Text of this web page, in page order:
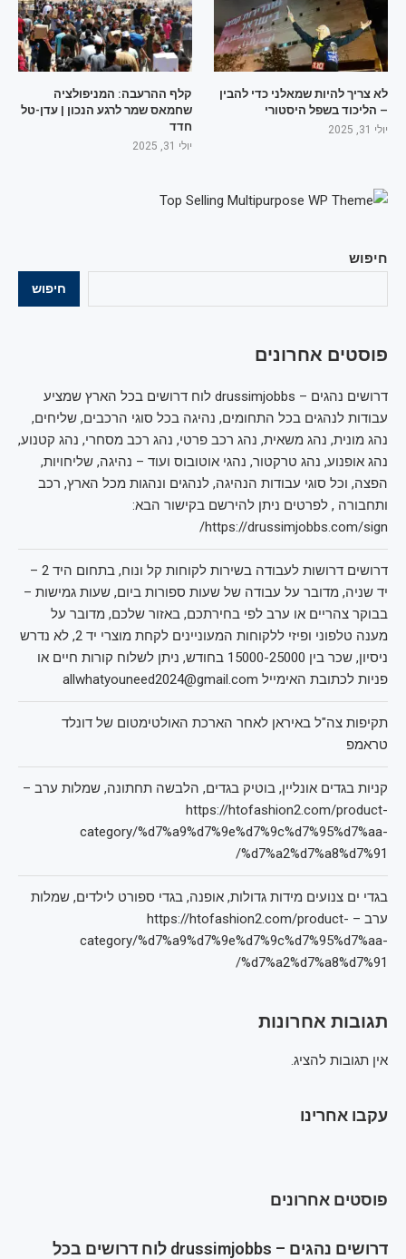
חיפוש
חיפוש
פוסטים אחרונים
דרושים נהגים – drussimjobbs לוח דרושים בכל הארץ שמציע
עבודות לנהגים בכל התחומים, נהיגה בכל סוגי הרכבים, שליחים,
נהג מונית, נהג משאית, נהג רכב פרטי, נהג רכב מסחרי, נהג קטנוע,
נהג אופנוע, נהג טרקטור, נהגי אוטובוס ועוד – נהיגה, שליחויות,
הפצה, וכל סוגי עבודות הנהיגה, לנהגים ונהגות מכל הארץ, רכב
ותחבורה , לפרטים ניתן להירשם בקישור הבא:
https://drussimjobbs.com/sign/
דרושים דרושות לעבודה בשירות לקוחות קל ונוח, בתחום היד 2 –
יד שניה, מדובר על עבודה של שעות ספורות ביום, שעות גמישות –
בבוקר צהריים או ערב לפי בחירתכם, באזור שלכם, מדובר על
מענה טלפוני ופיזי ללקוחות המעוניינים לקחת מוצרי יד 2, לא נדרש
ניסיון, שכר בין 15000-25000 בחודש, ניתן לשלוח קורות חיים או
פניות לכתובת האימייל allwhatyouneed2024@gmail.com
תקיפות צה"ל באיראן לאחר הארכת האולטימטום של דונלד
טראמפ
קניות בגדים אונליין, בוטיק בגדים, הלבשה תחתונה, שמלות ערב –
https://htofashion2.com/product-
category/%d7%a9%d7%9e%d7%9c%d7%95%d7%aa-
%d7%a2%d7%a8%d7%91/
בגדי ים צנועים מידות גדולות, אופנה, בגדי ספורט לילדים, שמלות
ערב – https://htofashion2.com/product-
category/%d7%a9%d7%9e%d7%9c%d7%95%d7%aa-
%d7%a2%d7%a8%d7%91/
תגובות אחרונות
אין תגובות להציג.
עקבו אחרינו
פוסטים אחרונים
דרושים נהגים – drussimjobbs לוח דרושים בכל
לא צריך להיות שמאלני כדי להבין
– הליכוד בשפל היסטורי
יולי 31, 2025
קלף ההרעבה: המניפולציה
שחמאס שמר לרגע הנכון | עדן-טל
חדד
יולי 31, 2025